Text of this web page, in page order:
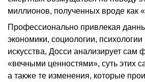
миллионов, полученных вроде как
Профессионально привлекая
экономики, социологии, психологии
искусства, Досси анализирует сам
«вечными ценностями», суть этих
а также те изменения, которые